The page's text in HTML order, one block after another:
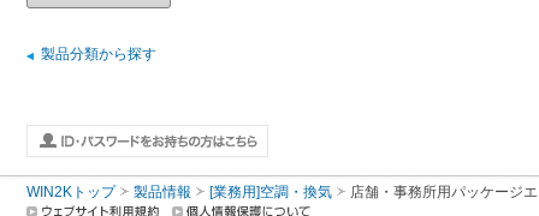
製品分類から探す
WIN2Kトップ 製品情報 [業務用]空調・換気 店舗・事務所用パッケージ